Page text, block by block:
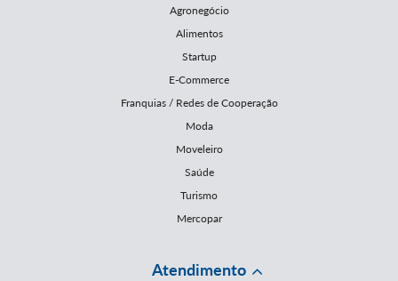
Agronegócio
Alimentos
Startup
E-Commerce
Franquias / Redes de Cooperação
Moda
Moveleiro
Saúde
Turismo
Mercopar
Atendimento